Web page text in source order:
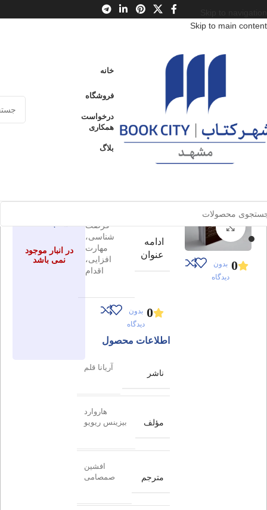
Skip to main content
خانه
فروشگاه
درخواست
همکاری
بلاگ
محصولات / کتاب بزرگسال
عنوان
خودشناسی، فرصت شناسی، مهارت
افزایی، اقدام
برای بزرگنمایی کلیک کنید
0 بدون
دیدگاه
ادامه
عنوان
فرصت
شناسی،
مهارت
افزایی،
اقدام
0 بدون
دیدگاه
اطلاعات محصول
ناشر
آریانا قلم
مؤلف
هاروارد
بیزینس ریویو
مترجم
افشین
صمصامی
شتاب
در انبار موجود
نمی باشد